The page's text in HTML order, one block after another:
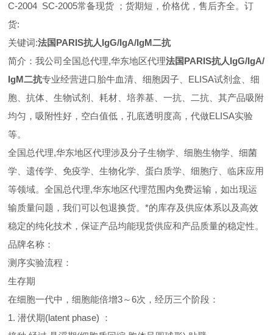
C-2004 SC-2005常备现货 ；货期短，价格优，售后齐全。订
货:
关键词:法国PARIS抗人IgG/IgA/IgM二抗
简介：我公司全国总代理,华东地区代理法国PARIS抗人IgG/IgA/
IgM二抗专业经营进口胎牛血清、细胞因子、ELISA试剂盒、细
胞、抗体、生物试剂、耗材、培养基、一抗、二抗、其产品吸附
均匀，吸附性好，空白值低，孔底透明度高，代做ELISA实验
等。
全国总代理,华东地区代理涉及分子生物学、细胞生物学、细菌
学、遗传学、免疫学、生物化学、蛋白质学、细胞疗、临床应用
等领域。全国总代理,华东地区代理范围内免费运输，如出现运
输质量问题，我们可以包退换货。*的库存及供应体系以及高效
稳定的纯化技术，保证产品均能现货供应和产品质量的稳定性。
品牌名称：
测序实验流程：
生存期
在细胞一代中，细胞能倍增3～6次，经历三个阶段：
1. 潜伏期(latent phase) ：